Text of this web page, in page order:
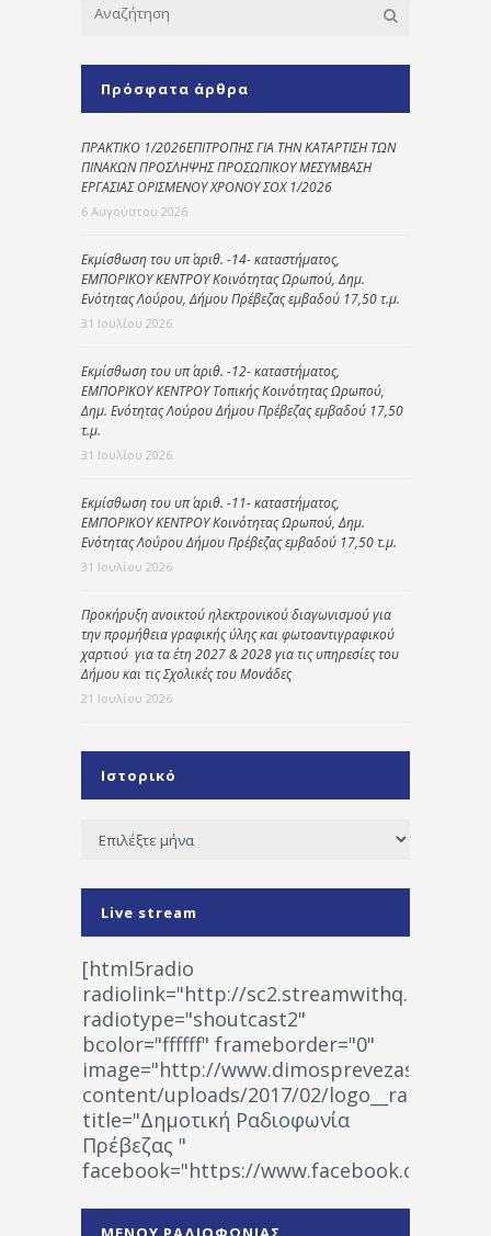
Πρόσφατα άρθρα
ΠΡΑΚΤΙΚΟ 1/2026ΕΠΙΤΡΟΠΗΣ ΓΙΑ ΤΗΝ ΚΑΤΑΡΤΙΣΗ ΤΩΝ
ΠΙΝΑΚΩΝ ΠΡΟΣΛΗΨΗΣ ΠΡΟΣΩΠΙΚΟΥ ΜΕΣΥΜΒΑΣΗ
ΕΡΓΑΣΙΑΣ ΟΡΙΣΜΕΝΟΥ ΧΡΟΝΟΥ ΣΟΧ 1/2026
6 Αυγούστου 2026
Εκμίσθωση του υπ΄ αριθ. -14- καταστήματος,
ΕΜΠΟΡΙΚΟΥ ΚΕΝΤΡΟΥ Κοινότητας Ωρωπού, Δημ.
Ενότητας Λούρου, Δήμου Πρέβεζας εμβαδού 17,50 τ.μ.
31 Ιουλίου 2026
Εκμίσθωση του υπ΄ αριθ. -12- καταστήματος,
ΕΜΠΟΡΙΚΟΥ ΚΕΝΤΡΟΥ Τοπικής Κοινότητας Ωρωπού,
Δημ. Ενότητας Λούρου Δήμου Πρέβεζας εμβαδού 17,50
τ.μ.
31 Ιουλίου 2026
Εκμίσθωση του υπ΄ αριθ. -11- καταστήματος,
ΕΜΠΟΡΙΚΟΥ ΚΕΝΤΡΟΥ Κοινότητας Ωρωπού, Δημ.
Ενότητας Λούρου Δήμου Πρέβεζας εμβαδού 17,50 τ.μ.
31 Ιουλίου 2026
Προκήρυξη ανοικτού ηλεκτρονικού διαγωνισμού για
την προμήθεια γραφικής ύλης και φωτοαντιγραφικού
χαρτιού για τα έτη 2027 & 2028 για τις υπηρεσίες του
Δήμου και τις Σχολικές του Μονάδες
21 Ιουλίου 2026
Ιστορικό
Ιστορικό
Live stream
[html5radio
radiolink="http://
radiotype="shoutcast2"
bcolor="ffffff" frameborder="0"
image="http://www.dimosprevezas.gr/wp-
content/uploads/2017/02/
title="Δημοτική Ραδιοφωνία
Πρέβεζας "
facebook="https://www.facebook.com/